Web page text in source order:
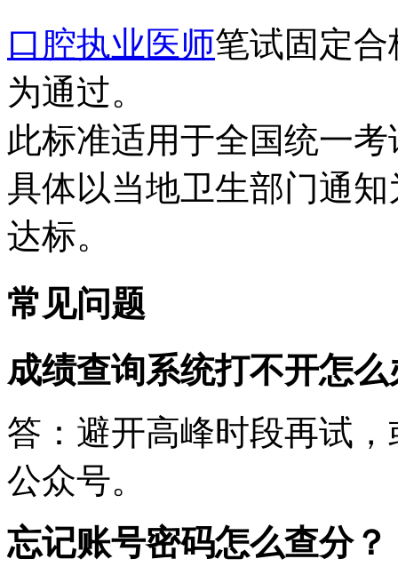
口腔执业医师笔试固定合
为通过。
此标准适用于全国统一
具体以当地卫生部门通
达标。
常见问题
成绩查询系统打不开怎么
答：避开高峰时段再试
公众号。
忘记账号密码怎么查分？